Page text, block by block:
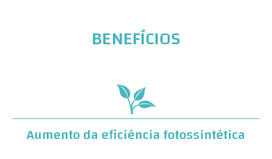
BENEFÍCIOS
Aumento da eficiência fotossintética